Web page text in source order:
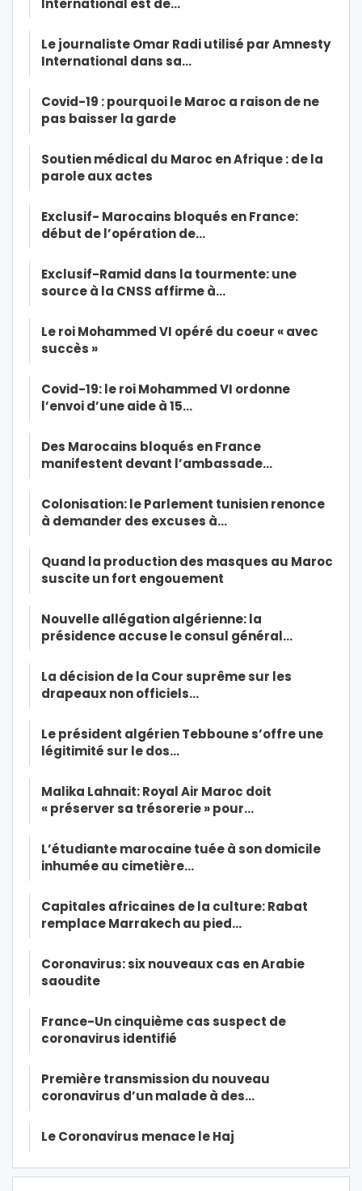
International est de…
Le journaliste Omar Radi utilisé par Amnesty
International dans sa…
Covid-19 : pourquoi le Maroc a raison de ne
pas baisser la garde
Soutien médical du Maroc en Afrique : de la
parole aux actes
Exclusif- Marocains bloqués en France:
début de l’opération de…
Exclusif-Ramid dans la tourmente: une
source à la CNSS affirme à…
Le roi Mohammed VI opéré du coeur « avec
succès »
Covid-19: le roi Mohammed VI ordonne
l’envoi d’une aide à 15…
Des Marocains bloqués en France
manifestent devant l’ambassade…
Colonisation: le Parlement tunisien renonce
à demander des excuses à…
Quand la production des masques au Maroc
suscite un fort engouement
Nouvelle allégation algérienne: la
présidence accuse le consul général…
La décision de la Cour suprême sur les
drapeaux non officiels…
Le président algérien Tebboune s’offre une
légitimité sur le dos…
Malika Lahnait: Royal Air Maroc doit
« préserver sa trésorerie » pour…
L’étudiante marocaine tuée à son domicile
inhumée au cimetière…
Capitales africaines de la culture: Rabat
remplace Marrakech au pied…
Coronavirus: six nouveaux cas en Arabie
saoudite
France-Un cinquième cas suspect de
coronavirus identifié
Première transmission du nouveau
coronavirus d’un malade à des…
Le Coronavirus menace le Haj